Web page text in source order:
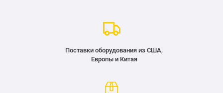
Поставки оборудования из США,
Европы и Китая